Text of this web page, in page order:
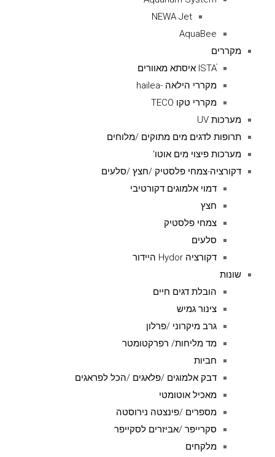
NEWA Jet
AquaBee
מקררים
ISTAׁׂ איסתא מאוורים
מקררי הילאה -hailea
מקררי טקו TECO
מערכות UV
תרופות לדגים מים מתוקים /מלוחים
מערכות פיצוי מים אוטו'
דקורציה-צמחי פלסטיק /חצץ /סלעים
דמוי אלמוגים דקורטיבי
חצץ
צמחי פלסטיק
סלעים
דקורציה Hydor היידור
שונות
הובלת דגים חיים
צינור גמיש
גרב מיקרוני /פרלון
מד מליחות/ רפרקטומטר
חביות
דבק אלמוגים /פלאגים /הכל לפראגים
מאכיל אוטומטי
מספרים /פינצטה נירוסטה
סקרייפר /אביזרים לסקייפר
מלקחים